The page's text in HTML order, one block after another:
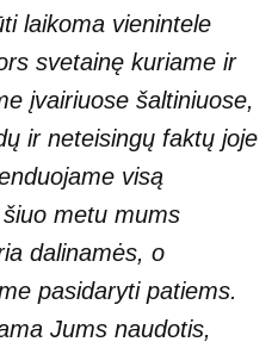
laikoma vienintele
svetainę kuriame ir
įvairiuose šaltiniuose,
ir neteisingų faktų joje
visą
metu mums
dalinamės, o
pasidaryti patiems.
Jums naudotis,